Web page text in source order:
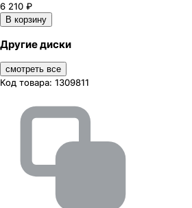
6 210 ₽
В корзину
Другие диски
смотреть все
Код товара: 1309811